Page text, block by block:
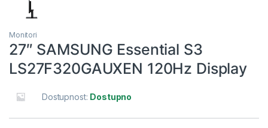
Monitori
27″ SAMSUNG Essential S3
LS27F320GAUXEN 120Hz Display
Dostupnost: Dostupno